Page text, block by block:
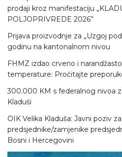
prodaji kroz manifestaciju
POLJOPRIVREDE 2026”
Prijava proizvodnje za „Uzgoj
godinu na kantonalnom nivou
FHMZ izdao crveno i
temperature: Pročitajte
300.000 KM s federalnog nivoa
Kladuši
OIK Velika Kladuša: Javni poziv
predsjednike/zamjenike
Bosni i Hercegovini